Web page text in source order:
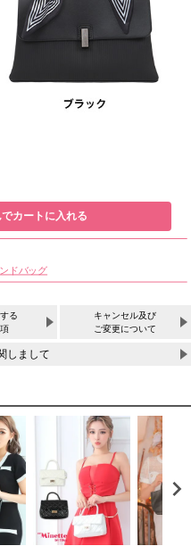
カートに入れる
ドバッグ
る
キャンセル及び
ご変更について
しまして